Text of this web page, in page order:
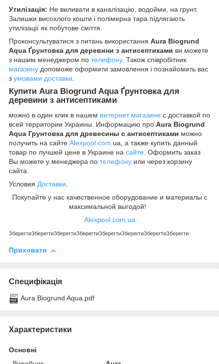
Утилізація: Не виливати в каналізацію, водойми, на грунт.
Залишки висохлого кошти і полімерна тара підлягають
утилізації як побутове сміття.
Проконсультуватися з питань використання Aura Biogrund
Aqua Ґрунтовка для деревини з антисептиками ви можете
з нашим менеджером по телефону. Також співробітник
магазину допоможе оформити замовлення і познайомить вас
з умовами доставки.
Купити Aura Biogrund Aqua Ґрунтовка для
деревини з антисептиками
можно в один клик в нашем интернет магазине с доставкой по
всей территории Украины. Информацию про Aura Biogrund
Aqua Грунтовка для древесины с антисептиками можно
получить на сайте Alexpool.com.ua, а также купить данный
товар по лучшей цене в Украине на сайте. Оформить заказ
Вы можете у менеджера по телефону или через корзину
сайта.
Условия Доставки.
Покупайте у нас качественное оборудование и материалы с
максимальной выгодой!
Alexpool.com.ua
ЗберегтиЗберегтиЗберегтиЗберегтиЗберегтиЗберегтиЗберегтиЗберегти
Приховати
Специфікація
Aura Biogrund Aqua.pdf
Характеристики
Основні